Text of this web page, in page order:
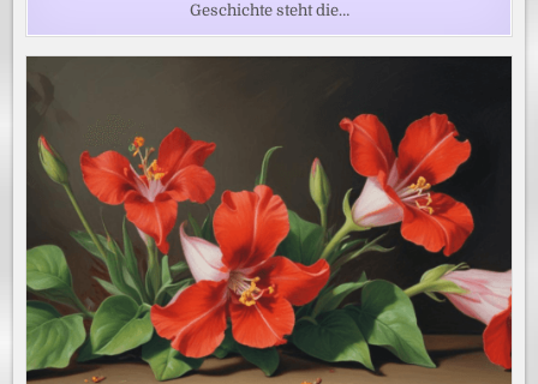
Geschichte steht die…